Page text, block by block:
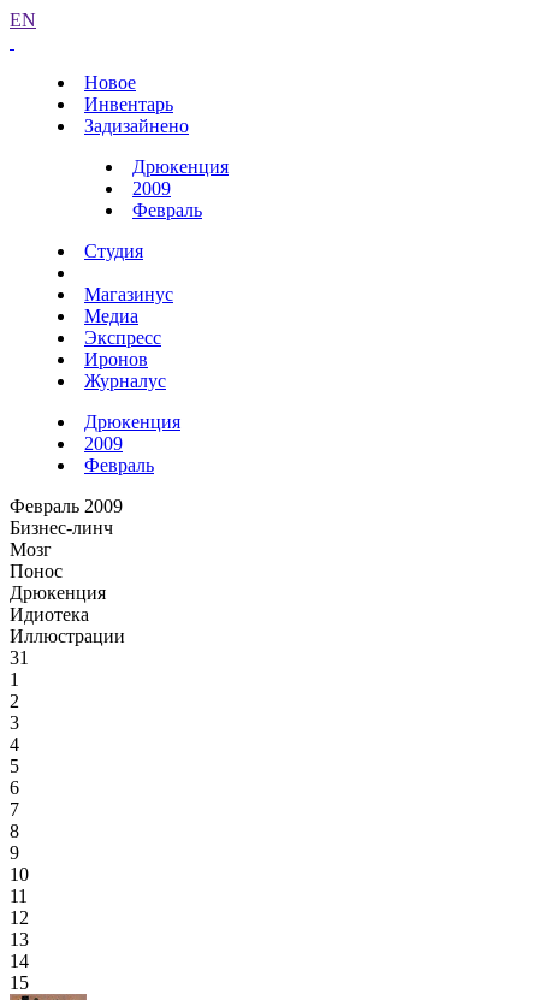
EN
Новое
Инвентарь
Задизайнено
Дрюкенция
2009
Февраль
Студия
Магазинус
Медиа
Экспресс
Иронов
Журналус
Дрюкенция
2009
Февраль
Февраль 2009
Бизнес-линч
Мозг
Понос
Дрюкенция
Идиотека
Иллюстрации
31
1
2
3
4
5
6
7
8
9
10
11
12
13
14
15